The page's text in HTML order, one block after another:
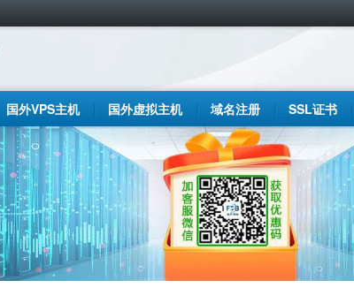
国外VPS主机 国外虚拟主机 域名注册 SSL证书